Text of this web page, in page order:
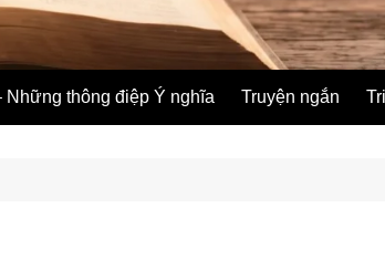
Những thông điệp Ý nghĩa Truyện ngắn